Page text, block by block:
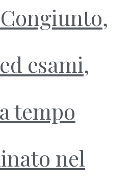
esami,
tempo
nel